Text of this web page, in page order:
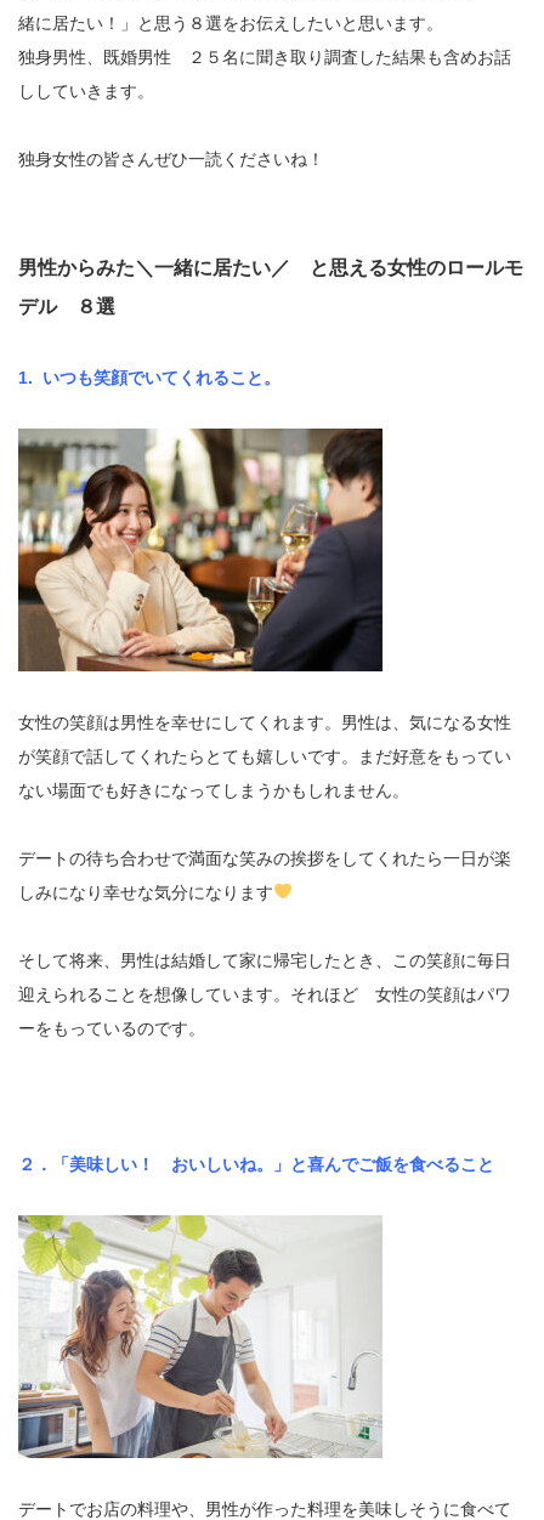
緒に居たい！」と思う８選をお伝えしたいと思います。
独身男性、既婚男性 ２５名に聞き取り調査した結果も含めお話
ししていきます。
独身女性の皆さんぜひ一読くださいね！
男性からみた＼一緒に居たい／ と思える女性のロールモ
デル ８選
1. いつも笑顔でいてくれること。
女性の笑顔は男性を幸せにしてくれます。男性は、気になる女性
が笑顔で話してくれたらとても嬉しいです。まだ好意をもってい
ない場面でも好きになってしまうかもしれません。
デートの待ち合わせで満面な笑みの挨拶をしてくれたら一日が楽
しみになり幸せな気分になります
そして将来、男性は結婚して家に帰宅したとき、この笑顔に毎日
迎えられることを想像しています。それほど 女性の笑顔はパワ
ーをもっているのです。
２．「美味しい！ おいしいね。」と喜んでご飯を食べること
デートでお店の料理や、男性が作った料理を美味しそうに食べて